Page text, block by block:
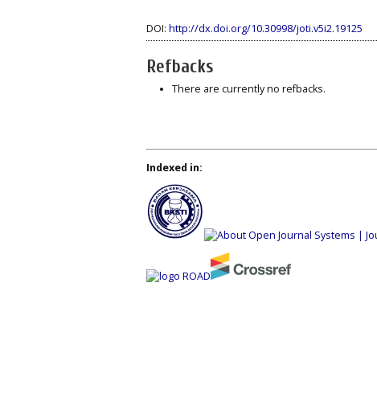
DOI: http://dx.doi.org/10.30998/joti.v5i2.19125
Refbacks
There are currently no refbacks.
Indexed in: